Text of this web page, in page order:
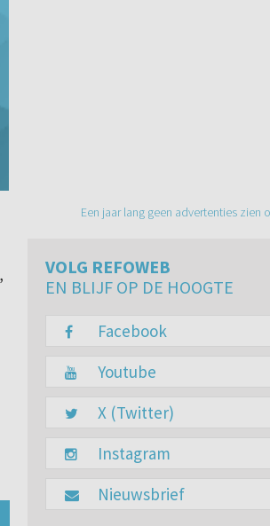
Een jaar lang geen advertenties zien
VOLG REFOWEB
EN BLIJF OP DE HOOGTE
Facebook
Youtube
X (Twitter)
Instagram
Nieuwsbrief